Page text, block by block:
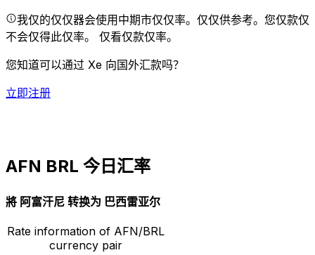
我仅的仅仅器会使用中期市仅仅率。仅仅供参考。您仅款仅
不会仅得此仅率。 仅看仅款仅率。
您知道可以通过 Xe 向国外汇款吗？
立即注册
AFN BRL 今日汇率
將 阿富汗尼 转换为 巴西雷亚尔
Rate information of AFN/BRL
currency pair